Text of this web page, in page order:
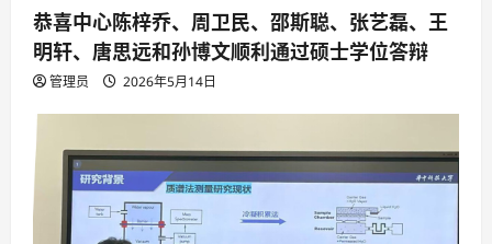
恭喜中心陈梓乔、周卫民、邵斯聪、张艺磊、王
明轩、唐思远和孙博文顺利通过硕士学位答辩
管理员 2026年5月14日